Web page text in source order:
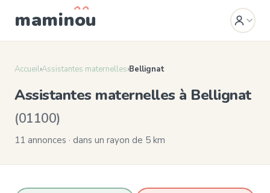
maminou
Accueil›Assistantes maternelles›Bellignat
Assistantes maternelles à Bellignat
(01100)
11 annonces · dans un rayon de 5 km